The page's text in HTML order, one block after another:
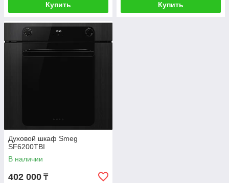
Купить Купить
Духовой шкаф Smeg
SF6200TBI
В наличии
402 000 ₸